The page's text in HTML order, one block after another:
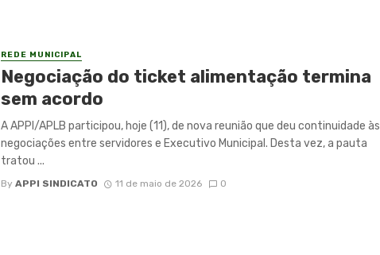
REDE MUNICIPAL
Negociação do ticket alimentação termina
sem acordo
A APPI/APLB participou, hoje (11), de nova reunião que deu continuidade às
negociações entre servidores e Executivo Municipal. Desta vez, a pauta
tratou ...
By APPI SINDICATO 11 de maio de 2026 0